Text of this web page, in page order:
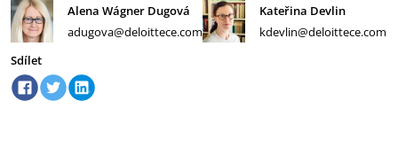
Alena Wágner Dugová
adugova@deloittece.com
Kateřina Devlin
kdevlin@deloittece.com
Sdílet